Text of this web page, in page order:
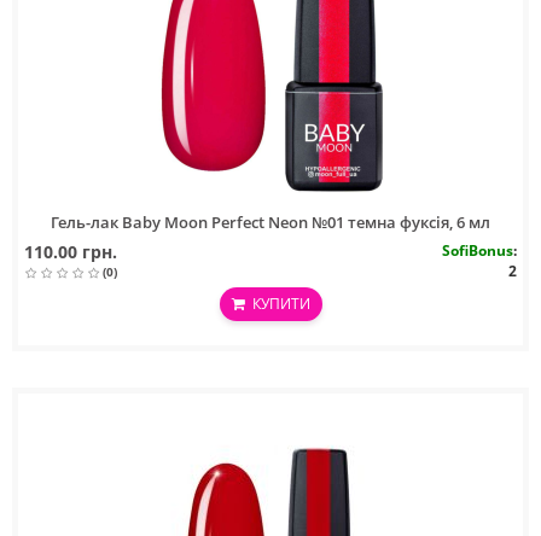
Гель-лак Baby Moon Perfect Neon №01 темна фуксія, 6 мл
110.00 грн.
(0)
SofiBonus:
2
КУПИТИ